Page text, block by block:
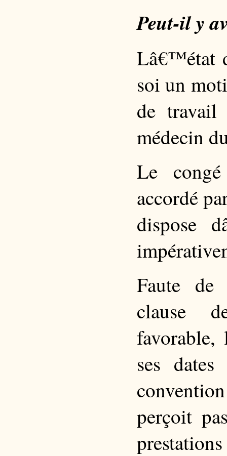
Peut-il y
Lâ€™état
soi un
de travail
médecin
Le
accordé
dispose
Faute de
clause
ses
perçoit